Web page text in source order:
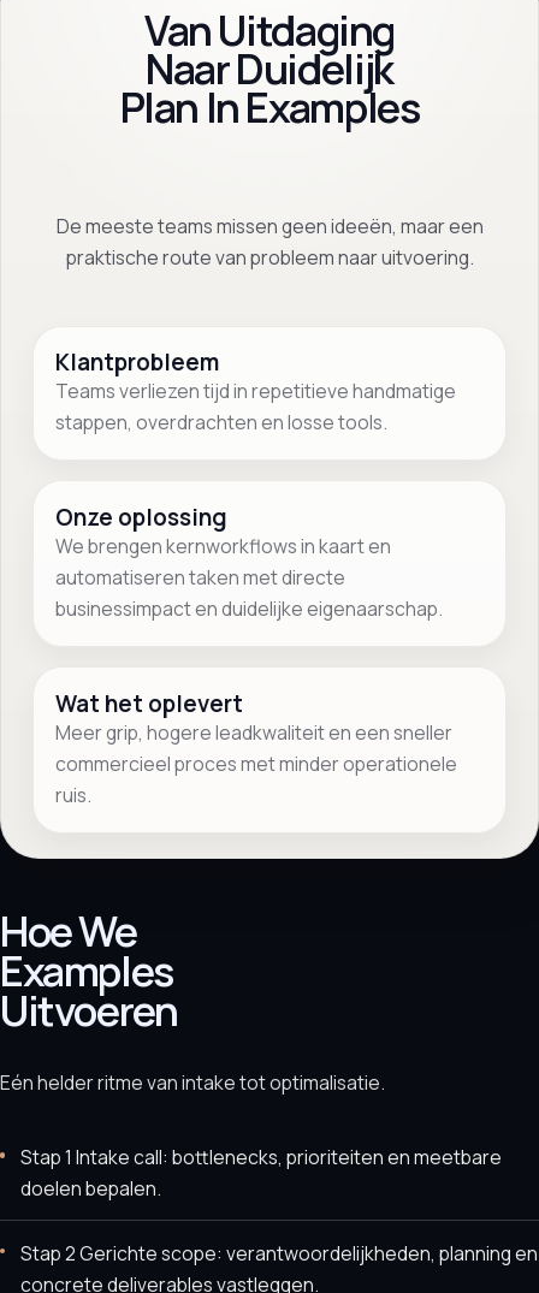
Van Uitdaging
Naar Duidelijk
Plan In Examples
De meeste teams missen geen ideeën, maar een
praktische route van probleem naar uitvoering.
Klantprobleem
Teams verliezen tijd in repetitieve handmatige
stappen, overdrachten en losse tools.
Onze oplossing
We brengen kernworkflows in kaart en
automatiseren taken met directe
businessimpact en duidelijke eigenaarschap.
Wat het oplevert
Meer grip, hogere leadkwaliteit en een sneller
commercieel proces met minder operationele
ruis.
Hoe We
Examples
Uitvoeren
Eén helder ritme van intake tot optimalisatie.
Stap 1 Intake call: bottlenecks, prioriteiten en meetbare
doelen bepalen.
Stap 2 Gerichte scope: verantwoordelijkheden, planning en
concrete deliverables vastleggen.